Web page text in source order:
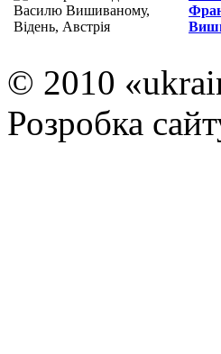
© 2010
Розробка